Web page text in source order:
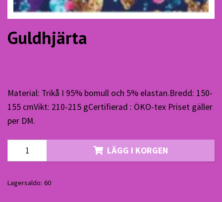
Guldhjärta
Material: Trikå I 95% bomull och 5% elastan.Bredd: 150-
155 cmVikt: 210-215 gCertifierad : ÖKO-tex Priset gäller
per DM.
LÄGG I KORGEN
Lagersaldo: 60